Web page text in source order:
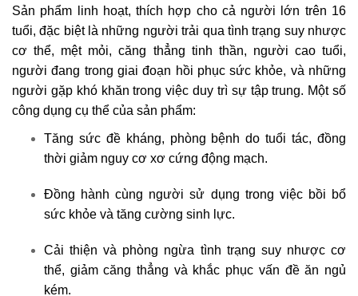
Sản phẩm linh hoạt, thích hợp cho cả người lớn trên 16
tuổi, đặc biệt là những người trải qua tình trạng suy nhược
cơ thể, mệt mỏi, căng thẳng tinh thần, người cao tuổi,
người đang trong giai đoạn hồi phục sức khỏe, và những
người gặp khó khăn trong việc duy trì sự tập trung. Một số
công dụng cụ thể của sản phẩm:
Tăng sức đề kháng, phòng bệnh do tuổi tác, đồng
thời giảm nguy cơ xơ cứng động mạch.
Đồng hành cùng người sử dụng trong việc bồi bổ
sức khỏe và tăng cường sinh lực.
Cải thiện và phòng ngừa tình trạng suy nhược cơ
thể, giảm căng thẳng và khắc phục vấn đề ăn ngủ
kém.